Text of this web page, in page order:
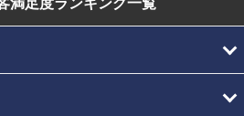
満足度ランキング一覧